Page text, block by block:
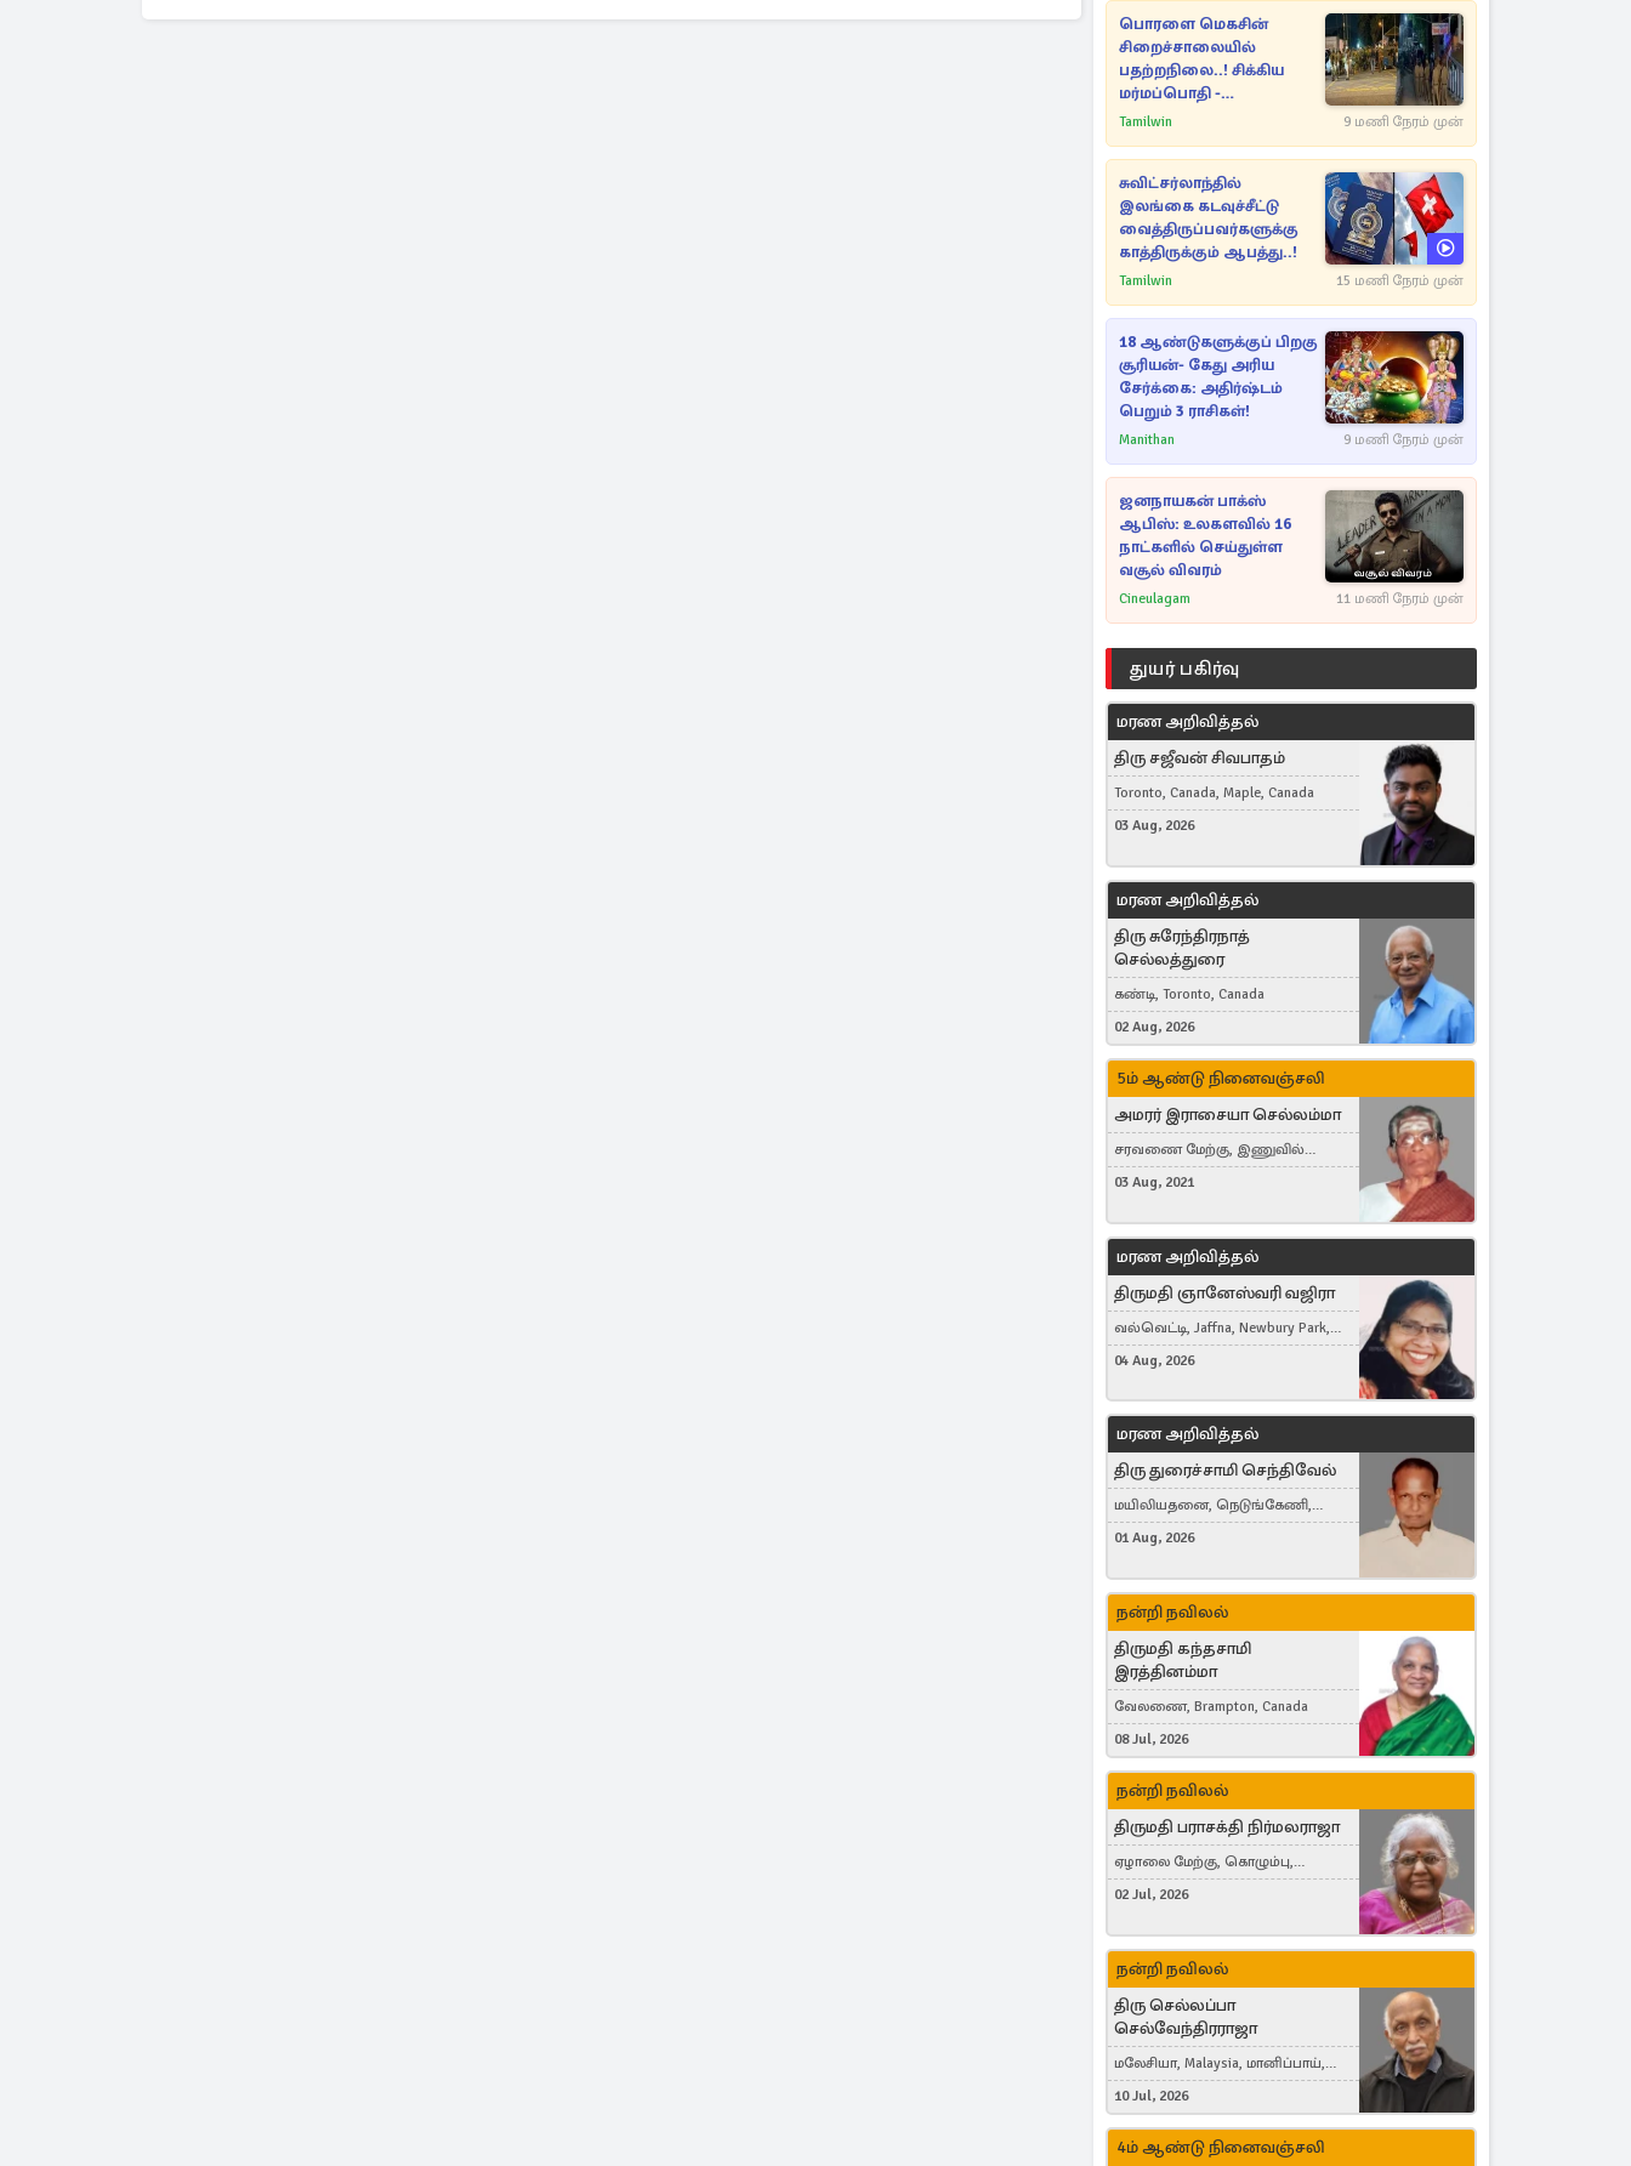
பொரளை மெகசின்
சிறைச்சாலையில்
பதற்றநிலை..! சிக்கிய
மர்மப்பொதி -
பின்னணியில் வெளியான
Tamilwin 9 மணி நேரம் முன்
சுவிட்சர்லாந்தில்
இலங்கை கடவுச்சீட்டு
வைத்திருப்பவர்களுக்கு
காத்திருக்கும் ஆபத்து..!
Tamilwin 15 மணி நேரம் முன்
18 ஆண்டுகளுக்குப் பிறகு
சூரியன்- கேது அரிய
சேர்க்கை: அதிர்ஷ்டம்
பெறும் 3 ராசிகள்!
Manithan 9 மணி நேரம் முன்
ஜனநாயகன் பாக்ஸ்
ஆபிஸ்: உலகளவில் 16
நாட்களில் செய்துள்ள
வசூல் விவரம்
Cineulagam 11 மணி நேரம் முன்
துயர் பகிர்வு
மரண அறிவித்தல்
திரு சஜீவன் சிவபாதம்
Toronto, Canada, Maple, Canada
03 Aug, 2026
மரண அறிவித்தல்
திரு சுரேந்திரநாத்
செல்லத்துரை
கண்டி, Toronto, Canada
02 Aug, 2026
5ம் ஆண்டு நினைவஞ்சலி
அமரர் இராசையா செல்லம்மா
சரவணை மேற்கு, இணுவில்
கிழக்கு
03 Aug, 2021
மரண அறிவித்தல்
திருமதி ஞானேஸ்வரி வஜிரா
வல்வெட்டி, Jaffna, Newbury Park,
United Kingdom
04 Aug, 2026
மரண அறிவித்தல்
திரு துரைச்சாமி செந்திவேல்
மயிலியதனை, நெடுங்கேணி,
கம்பர்மலை
01 Aug, 2026
நன்றி நவிலல்
திருமதி கந்தசாமி
இரத்தினம்மா
வேலணை, Brampton, Canada
08 Jul, 2026
நன்றி நவிலல்
திருமதி பராசக்தி நிர்மலராஜா
ஏழாலை மேற்கு, கொழும்பு,
தங்காலை, London, United Kingdom
02 Jul, 2026
நன்றி நவிலல்
திரு செல்லப்பா
செல்வேந்திரராஜா
மலேசியா, Malaysia, மானிப்பாய்,
Duisburg, Germany, London, United
Kingdom
10 Jul, 2026
4ம் ஆண்டு நினைவஞ்சலி